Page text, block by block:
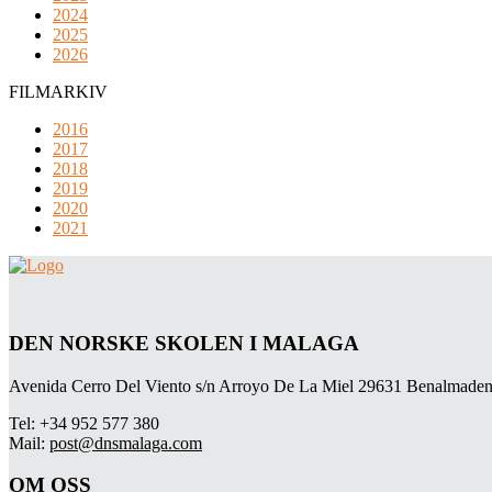
2024
2025
2026
FILMARKIV
2016
2017
2018
2019
2020
2021
DEN NORSKE SKOLEN I MALAGA
Avenida Cerro Del Viento s/n Arroyo De La Miel 29631
Tel: +34 952 577 380
Mail: post@dnsmalaga.com
OM OSS